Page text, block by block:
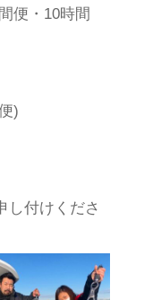
便・10時間
)
し付けくださ